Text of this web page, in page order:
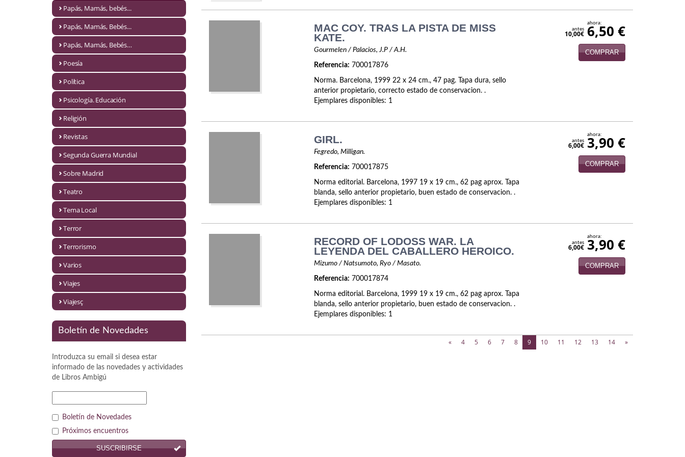
Novela Extranjera
Novela fantástica
Novela romántica
Otros idiomas
Papás, Mamás, bebés...
Papás, Mamás, Bebés...
Papás, Mamás, Bebés…
Psicología. Educación
Segunda Guerra Mundial
Papás, Mamás, bebés...
Papás, Mamás, Bebés...
Papás, Mamás, Bebés…
Poesía
Política
Psicología. Educación
Religión
Revistas
Segunda Guerra Mundial
Sobre Madrid
Teatro
Tema Local
Terror
Terrorismo
Varios
Viajes
Viajesç
Boletín de Novedades
Introduzca su email si desea estar
informado de las novedades y actividades
de Libros Ambigú
Boletín de Novedades
Próximos encuentros
SUSCRIBIRSE
MAC COY. TRAS LA PISTA DE MISS
KATE.
Gourmelen / Palacios, J.P / A.H.
Referencia: 700017876
Norma. Barcelona, 1999 22 x 24 cm., 47 pag. Tapa dura, sello
anterior propietario, correcto estado de conservacion. .
Ejemplares disponibles: 1
antes
10,00€
ahora:
6,50 €
COMPRAR
GIRL.
Fegredo, Milligan.
Referencia: 700017875
Norma editorial. Barcelona, 1997 19 x 19 cm., 62 pag aprox. Tapa
blanda, sello anterior propietario, buen estado de conservacion. .
Ejemplares disponibles: 1
antes
6,00€
ahora:
3,90 €
COMPRAR
RECORD OF LODOSS WAR. LA
LEYENDA DEL CABALLERO HEROICO.
Mizumo / Natsumoto, Ryo / Masato.
Referencia: 700017874
Norma editorial. Barcelona, 1999 19 x 19 cm., 62 pag aprox. Tapa
blanda, sello anterior propietario, buen estado de conservacion. .
Ejemplares disponibles: 1
antes
6,00€
ahora:
3,90 €
COMPRAR
« 4 5 6 7 8 9(current)
10 11 12 13 14 »